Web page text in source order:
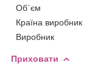
Об`єм
Країна виробник
Виробник
Приховати